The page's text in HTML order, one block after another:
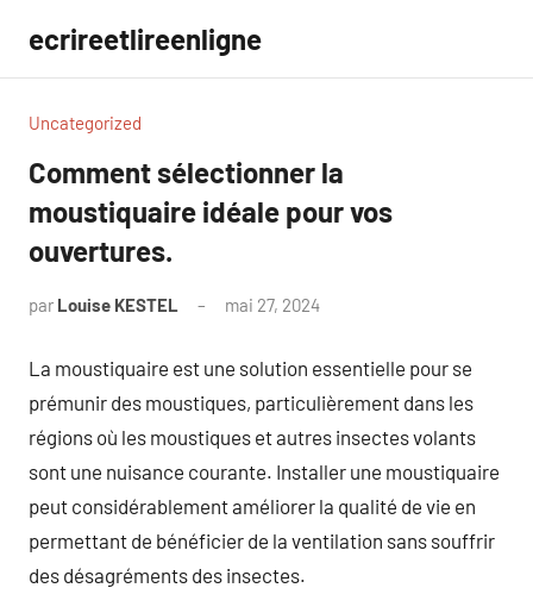
contenu
ecrireetlireenligne
Uncategorized
Comment sélectionner la
moustiquaire idéale pour vos
ouvertures.
par Louise KESTEL mai 27, 2024
La moustiquaire est une solution essentielle pour se
prémunir des moustiques, particulièrement dans les
régions où les moustiques et autres insectes volants
sont une nuisance courante. Installer une moustiquaire
peut considérablement améliorer la qualité de vie en
permettant de bénéficier de la ventilation sans souffrir
des désagréments des insectes.